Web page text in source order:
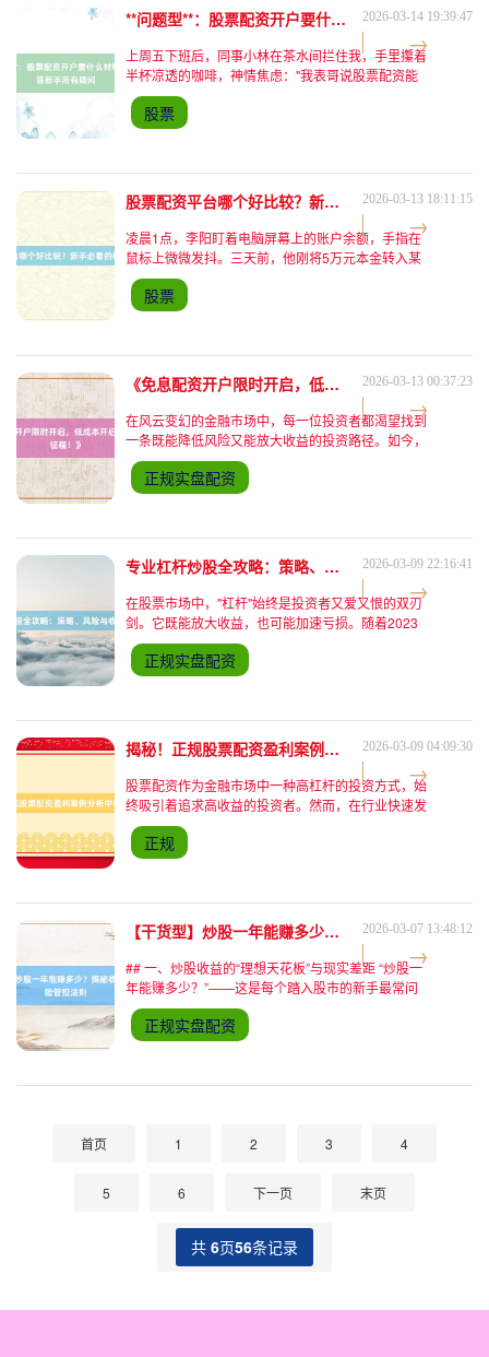
**问题型**：股票配资开户要什么材料？一文解答新手所有疑问 2026-03-14 19:39:47
上周五下班后，同事小林在茶水间拦住我，手里攥着
半杯凉透的咖啡，神情焦虑："我表哥说股票配资能
放大收益，让我赶紧开户试试。可我刚打开平台页
面，要求上传的材料清单看得我头晕——身份证正反
面、银行卡、居住证
股票
股票配资平台哪个好比较？新手必看的核心评估标准 2026-03-13 18:11:15
凌晨1点，李阳盯着电脑屏幕上的账户余额，手指在
鼠标上微微发抖。三天前，他刚将5万元本金转入某
配资平台账户，按1:5的杠杆比例获得25万配资，总
操作资金30万。可一场突如其来的行情波动，让他不
仅赔光了本
股票
《免息配资开户限时开启，低成本开启财富投资新征程！》 2026-03-13 00:37:23
在风云变幻的金融市场中，每一位投资者都渴望找到
一条既能降低风险又能放大收益的投资路径。如今，
一个前所未有的机遇正悄然降临——**免息配资开户
限时开启**，为投资者们搭建起一座低成本、高效率
的财富增长桥
正规实盘配资
专业杠杆炒股全攻略：策略、风险与收益深度解析 2026-03-09 22:16:41
在股票市场中，"杠杆"始终是投资者又爱又恨的双刃
剑。它既能放大收益，也可能加速亏损。随着2023
年A股市场结构性行情持续分化，杠杆炒股的热度再
度攀升。据中国证券业协会数据显示，今年上半年场
外股票配资规
正规实盘配资
揭秘！正规股票配资盈利案例分析中的成功法则 2026-03-09 04:09:30
股票配资作为金融市场中一种高杠杆的投资方式，始
终吸引着追求高收益的投资者。然而，在行业快速发
展的同时，部分非正规平台的风险事件也让不少人望
而却步。如何通过正规股票配资平台实现稳健盈利？
本文将通过真实案
正规
【干货型】炒股一年能赚多少？揭秘收益潜力与风险管控法则 2026-03-07 13:48:12
## 一、炒股收益的“理想天花板”与现实差距 “炒股一
年能赚多少？”——这是每个踏入股市的新手最常问
的问题。有人幻想通过杠杆工具实现财富自由，也有
人因盲目操作血本无归。根据2023年沪深交易所数
据，A
正规实盘配资
首页 1 2 3 4
5 6 下一页 末页
共 6页56条记录